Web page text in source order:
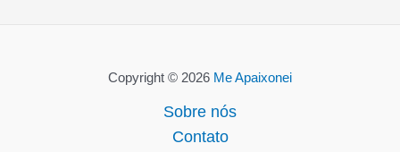
Copyright © 2026 Me Apaixonei
Sobre nós
Contato